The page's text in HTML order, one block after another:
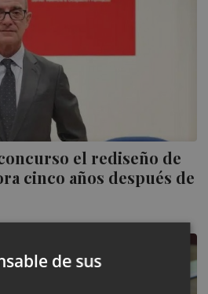
el rediseño de
cinco años después de
de sus